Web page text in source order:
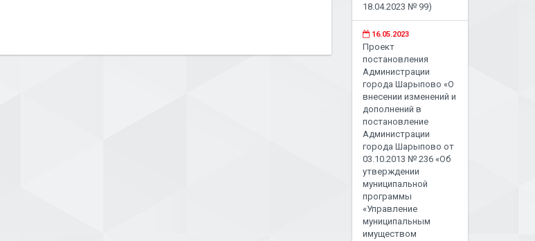
18.04.2023 № 99)
16.05.2023
Проект
постановления
Администрации
города Шарыпово «О
внесении изменений и
дополнений в
постановление
Администрации
города Шарыпово от
03.10.2013 № 236 «Об
утверждении
муниципальной
программы
«Управление
муниципальным
имуществом